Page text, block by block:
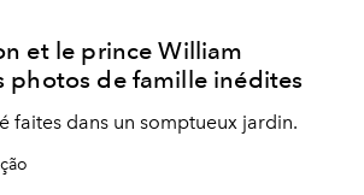
et le prince William
photos de famille inédites
faites dans un somptueux jardin.